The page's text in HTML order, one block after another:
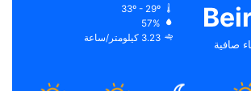
صافية
33º - 29º
57%
3.23 كيلومتر/ساعة